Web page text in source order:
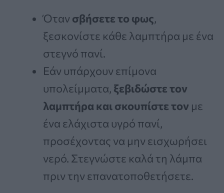
Όταν σβήσετε το φως,
ξεσκονίστε κάθε λαμπτήρα με ένα
στεγνό πανί.
Εάν υπάρχουν επίμονα
υπολείμματα, ξεβιδώστε τον
λαμπτήρα και σκουπίστε τον με
ένα ελάχιστα υγρό πανί,
προσέχοντας να μην εισχωρήσει
νερό. Στεγνώστε καλά τη λάμπα
πριν την επανατοποθετήσετε.